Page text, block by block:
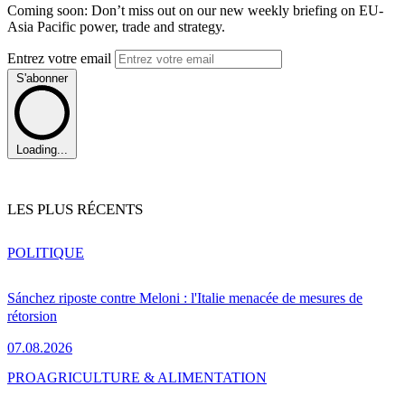
Coming soon: Don’t miss out on our new weekly briefing on EU-
Asia Pacific power, trade and strategy.
Entrez votre email
S'abonner
Loading...
LES PLUS RÉCENTS
Sánchez riposte contre Meloni : l'Italie menacée de mesures de
rétorsion
07.08.2026
POLITIQUE
PROAGRICULTURE & ALIMENTATION